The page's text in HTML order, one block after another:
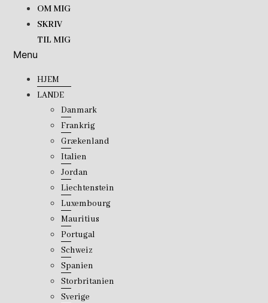
OM MIG
SKRIV
TIL MIG
Menu
HJEM
LANDE
Danmark
Frankrig
Grækenland
Italien
Jordan
Liechtenstein
Luxembourg
Mauritius
Portugal
Schweiz
Spanien
Storbritanien
Sverige